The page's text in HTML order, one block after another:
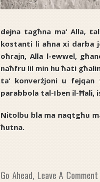
dejna tagħna ma’ Alla,
kostanti li aħna xi darba
oħrajn, Alla l-ewwel,
naħfru lil min hu ħati
ta’ konverżjoni u
parabbola tal-Iben il-Ħali,
Nitolbu bla ma naqtgħu
ħutna.
Go Ahead, Leave A Comment